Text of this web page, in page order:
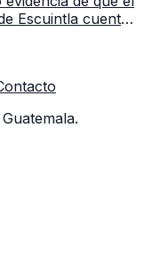
Escuintla cuenta